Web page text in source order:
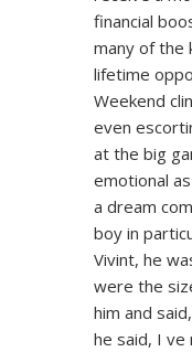
financial
many of the
lifetime
Weekend
even
at the big
emotional
a dream
boy in
Vivint, he
were the
him and
he said, I ve